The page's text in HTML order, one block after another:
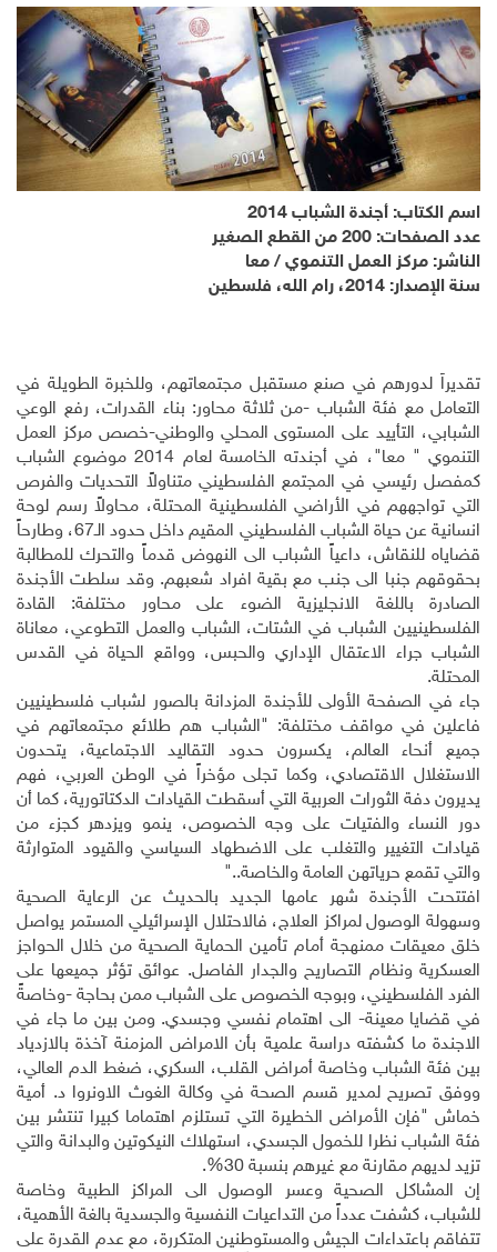
اسم الكتاب: أجندة الشباب 2014
عدد الصفحات: 200 من القطع الصغير
الناشر: مركز العمل التنموي / معا
سنة الإصدار: 2014، رام الله، فلسطين
تقديراً لدورهم في صنع مستقبل مجتمعاتهم، وللخبرة الطويلة في
التعامل مع فئة الشباب -من ثلاثة محاور: بناء القدرات، رفع الوعي
الشبابي، التأييد على المستوى المحلي والوطني-خصص مركز العمل
التنموي " معا"، في أجندته الخامسة لعام 2014 موضوع الشباب
كمفصل رئيسي في المجتمع الفلسطيني متناولاً التحديات والفرص
التي تواجههم في الأراضي الفلسطينية المحتلة، محاولاً رسم لوحة
انسانية عن حياة الشباب الفلسطيني المقيم داخل حدود الـ67، وطارحاً
قضاياه للنقاش، داعياً الشباب الى النهوض قدماً والتحرك للمطالبة
بحقوقهم جنبا الى جنب مع بقية افراد شعبهم. وقد سلطت الأجندة
الصادرة باللغة الانجليزية الضوء على محاور مختلفة: القادة
الفلسطينيين الشباب في الشتات، الشباب والعمل التطوعي، معاناة
الشباب جراء الاعتقال الإداري والحبس، وواقع الحياة في القدس
المحتلة.
جاء في الصفحة الأولى للأجندة المزدانة بالصور لشباب فلسطينيين
فاعلين في مواقف مختلفة: "الشباب هم طلائع مجتمعاتهم في
جميع أنحاء العالم، يكسرون حدود التقاليد الاجتماعية، يتحدون
الاستغلال الاقتصادي، وكما تجلى مؤخراً في الوطن العربي، فهم
يديرون دفة الثورات العربية التي أسقطت القيادات الدكتاتورية، كما أن
دور النساء والفتيات على وجه الخصوص، ينمو ويزدهر كجزء من
قيادات التغيير والتغلب على الاضطهاد السياسي والقيود المتوارثة
والتي تقمع حرياتهن العامة والخاصة.".
افتتحت الأجندة شهر عامها الجديد بالحديث عن الرعاية الصحية
وسهولة الوصول لمراكز العلاج، فالاحتلال الإسرائيلي المستمر يواصل
خلق معيقات ممنهجة أمام تأمين الحماية الصحية من خلال الحواجز
العسكرية ونظام التصاريح والجدار الفاصل. عوائق تؤثر جميعها على
الفرد الفلسطيني، وبوجه الخصوص على الشباب ممن بحاجة -وخاصةً
في قضايا معينة- الى اهتمام نفسي وجسدي. ومن بين ما جاء في
الاجندة ما كشفته دراسة علمية بأن الامراض المزمنة آخذة بالازدياد
بين فئة الشباب وخاصة أمراض القلب، السكري، ضغط الدم العالي،
ووفق تصريح لمدير قسم الصحة في وكالة الغوث الاونروا د. أمية
خماش "فإن الأمراض الخطيرة التي تستلزم اهتماما كبيرا تنتشر بين
فئة الشباب نظرا للخمول الجسدي، استهلاك النيكوتين والبدانة والتي
تزيد لديهم مقارنة مع غيرهم بنسبة 30%.
إن المشاكل الصحية وعسر الوصول الى المراكز الطبية وخاصة
للشباب، كشفت عدداً من التداعيات النفسية والجسدية بالغة الأهمية،
تتفاقم باعتداءات الجيش والمستوطنين المتكررة، مع عدم القدرة على